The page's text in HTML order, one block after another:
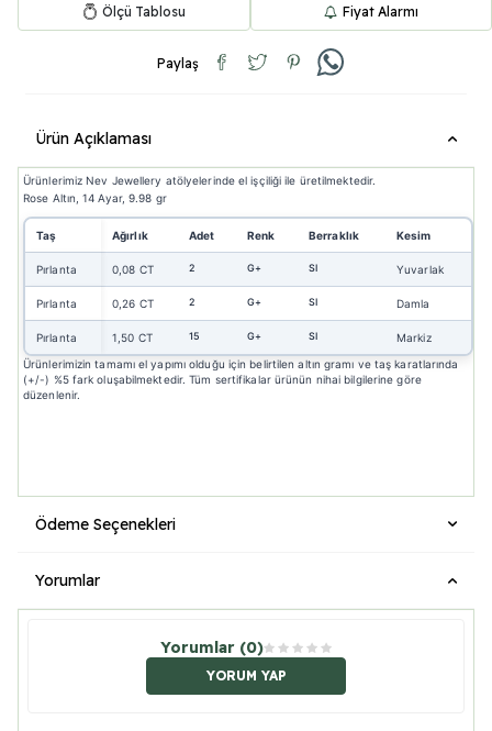
Ölçü Tablosu Fiyat Alarmı
Paylaş
Ürün Açıklaması
Ürünlerimiz Nev Jewellery atölyelerinde el işçiliği ile üretilmektedir.
Rose Altın, 14 Ayar, 9.98 gr
Taş Ağırlık Adet Renk Berraklık Kesim
Pırlanta 0,08 CT 2 G+ SI Yuvarlak
Pırlanta 0,26 CT 2 G+ SI Damla
Pırlanta 1,50 CT 15 G+ SI
Markiz
Ürünlerimizin tamamı el yapımı olduğu için belirtilen altın gramı ve taş karatlarında
(+/-) %5 fark oluşabilmektedir. Tüm sertifikalar ürünün nihai bilgilerine göre
düzenlenir.
Ödeme Seçenekleri
Yorumlar
Yorumlar (0)
YORUM YAP